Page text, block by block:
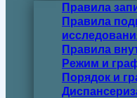
Правила
Правила
Правила
Режим и
Порядок и